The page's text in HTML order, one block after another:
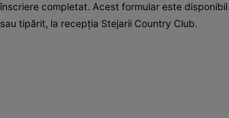
înscriere completat. Acest formular este
sau tipărit, la recepţia Stejarii Country Club.